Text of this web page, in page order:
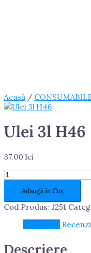
Acasă /
Ulei 3l H46
37.00 lei
Cantitate
Ulei
H46
Adaugă în Coș
Cod Produs: 1251
Descriere